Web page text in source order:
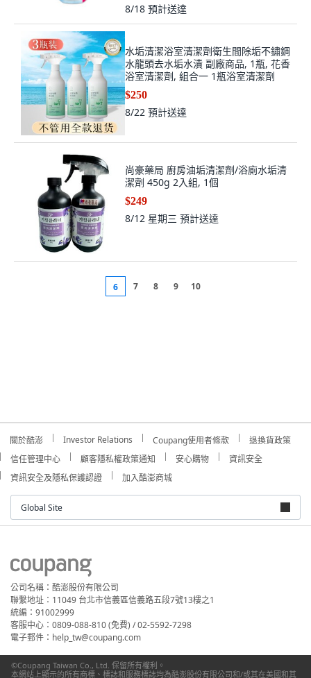
8/18 預計送達
水垢清潔浴室清潔劑衛生間除垢不鏽鋼
水龍頭去水垢水漬 副廠商品, 1瓶, 花香
浴室清潔劑, 組合一 1瓶浴室清潔劑
$250
8/22 預計送達
尚豪藥局 廚房油垢清潔劑/浴廁水垢清
潔劑 450g 2入組, 1個
$249
8/12 星期三 預計送達
6 7 8 9 10
關於酷澎 Investor Relations Coupang使用者條款
退換貨政策
信任管理中心
顧客隱私權政策通知 安心購物
資訊安全
資訊安全及隱私保護認證
加入酷澎商城
Global Site
公司名稱：酷澎股份有限公司
聯繫地址：11049 台北市信義區信義路五段7號13樓之1
統編：91002999
客服中心：0809-088-810 (免費) / 02-5592-7298
電子郵件：help_tw@coupang.com
©Coupang Taiwan Co., Ltd. 保留所有權利。
本網站上顯示的所有商標、標誌和服務標誌均為酷澎股份有限公司和/或其在美國和其